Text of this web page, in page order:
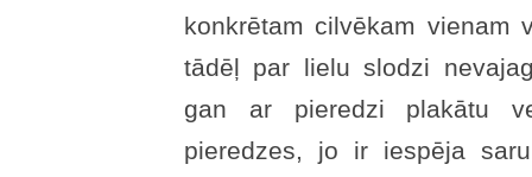
konkrētam cilvēkam vienam
tādēļ par lielu slodzi
gan ar pieredzi plakātu
pieredzes, jo ir iespēja